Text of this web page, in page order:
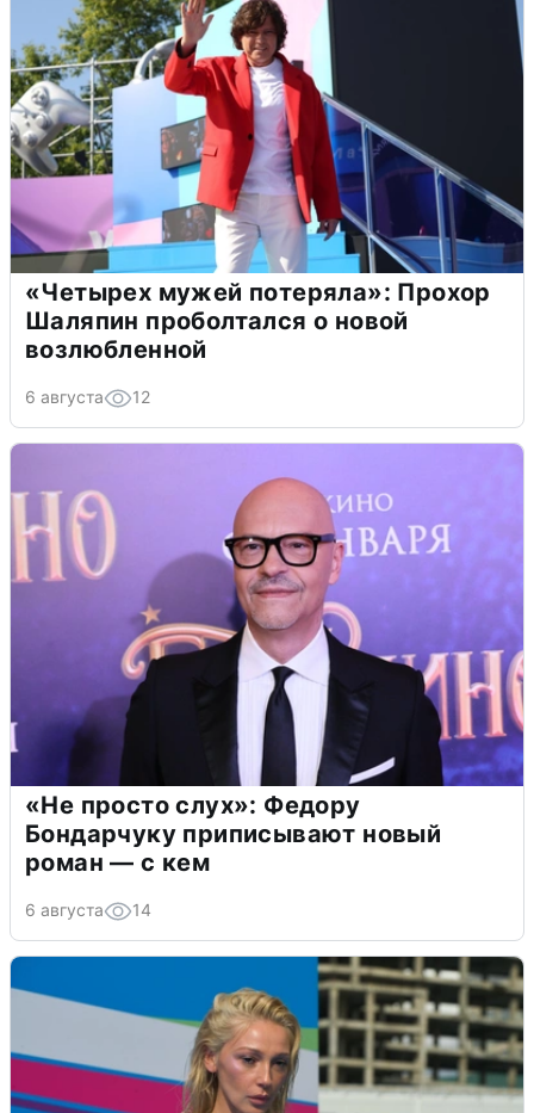
«Четырех мужей потеряла»: Прохор
Шаляпин проболтался о новой
возлюбленной
6 августа 12
«Не просто слух»: Федору
Бондарчуку приписывают новый
роман — с кем
6 августа 14